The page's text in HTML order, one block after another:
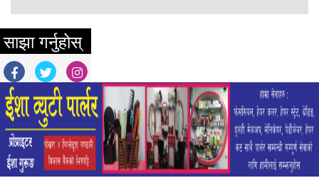
साझा गर्नुहोस्